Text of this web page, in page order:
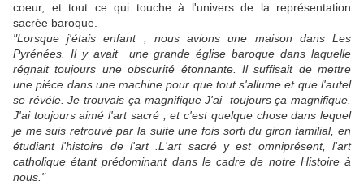
coeur, et tout ce qui touche à l'univers de la représentation
sacrée baroque.
"Lorsque j'étais enfant , nous avions une maison dans Les
Pyrénées. Il y avait une grande église baroque dans laquelle
régnait toujours une obscurité étonnante. Il suffisait de mettre
une piéce dans une machine pour que tout s'allume et que l'autel
se révéle. Je trouvais ça magnifique J'ai toujours ça magnifique.
J'ai toujours aimé l'art sacré , et c'est quelque chose dans lequel
je me suis retrouvé par la suite une fois sorti du giron familial, en
étudiant l'histoire de l'art .L'art sacré y est omniprésent, l'art
catholique étant prédominant dans le cadre de notre Histoire à
nous."